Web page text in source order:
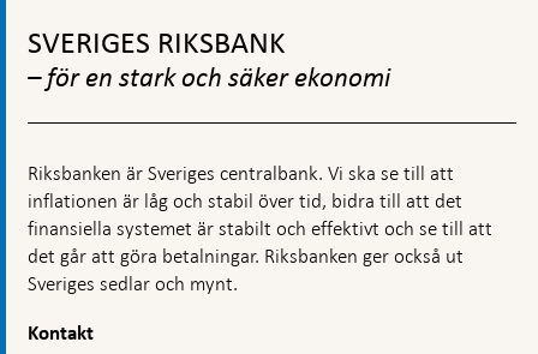
toppnavigation
SVERIGES RIKSBANK
– för en stark och säker ekonomi
Riksbanken är Sveriges centralbank. Vi ska se till att
inflationen är låg och stabil över tid, bidra till att det
finansiella systemet är stabilt och effektivt och se till att
det går att göra betalningar. Riksbanken ger också ut
Sveriges sedlar och mynt.
Kontakt